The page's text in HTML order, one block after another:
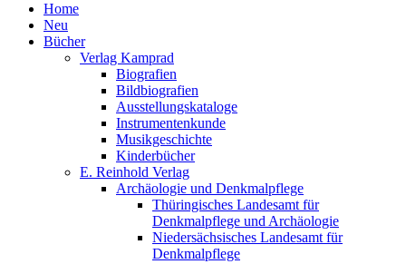
Home
Neu
Bücher
Verlag Kamprad
Biografien
Bildbiografien
Ausstellungskataloge
Instrumentenkunde
Musikgeschichte
Kinderbücher
E. Reinhold Verlag
Archäologie und Denkmalpflege
Thüringisches Landesamt für
Denkmalpflege und Archäologie
Niedersächsisches Landesamt für
Denkmalpflege